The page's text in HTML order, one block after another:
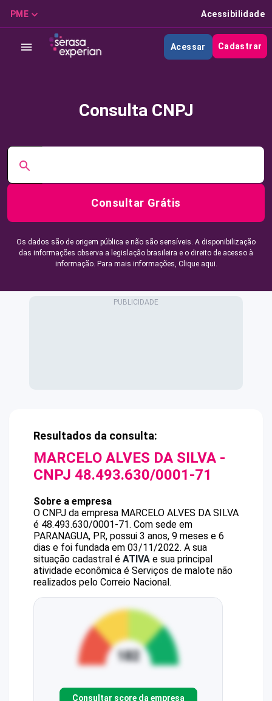
PME Acessibilidade
Acessar Cadastrar
Consulta CNPJ
Consultar Grátis
Os dados são de origem pública e não são sensíveis. A disponibilização
das informações observa a legislação brasileira e o direito de acesso à
informação. Para mais informações, Clique aqui.
Resultados da consulta:
MARCELO ALVES DA SILVA -
CNPJ 48.493.630/0001-71
Sobre a empresa
O CNPJ da empresa MARCELO ALVES DA SILVA
é 48.493.630/0001-71. Com sede em
PARANAGUA, PR, possui 3 anos, 9 meses e 6
dias e foi fundada em 03/11/2022. A sua
situação cadastral é ATIVA e sua principal
atividade econômica é Serviços de malote não
realizados pelo Correio Nacional.
Consultar score da empresa